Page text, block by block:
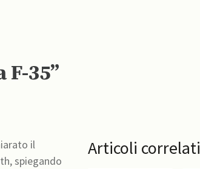
35”
il
spiegando
Articoli correlati